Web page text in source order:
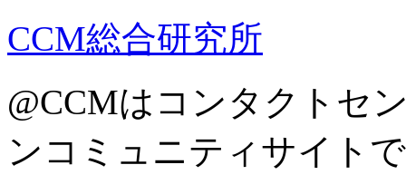
CCM総合研究所
@CCMはコンタクトセ
ンコミュニティサイト